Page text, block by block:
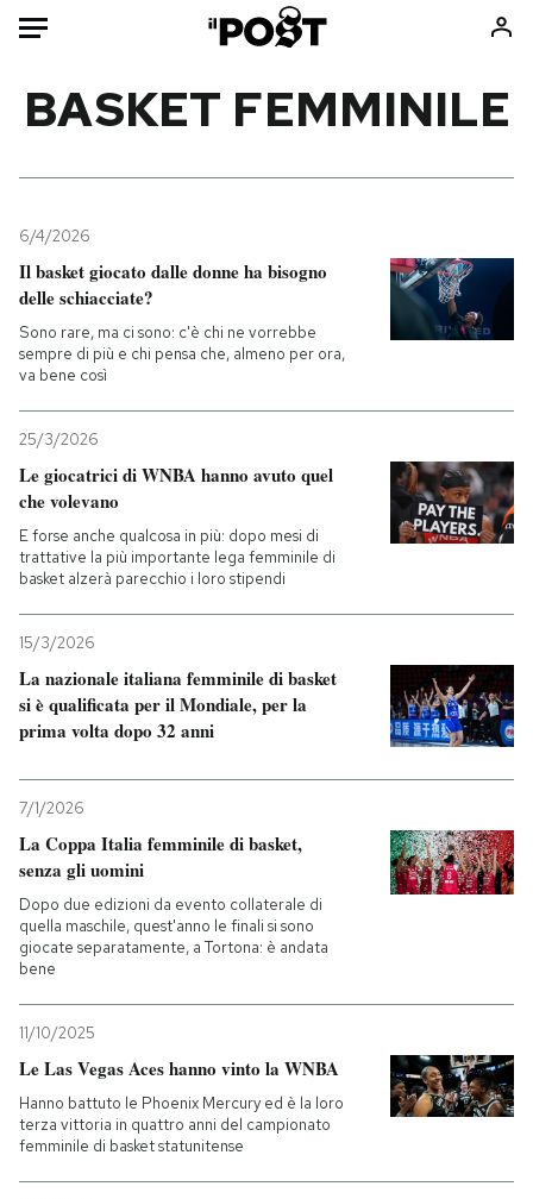
Mondo
Politica
Tecnologia
Internet
Scienza
Economia
Sport
Consumismi
Ok Boomer!
Mondiali calcio 2026
PODCAST
NEWSLETTER
I MIEI PREFERITI
SHOP
CALENDARIO
AREA PERSONALE
Entra
BASKET FEMMINILE
6/4/2026
Il basket giocato dalle donne ha bisogno
delle schiacciate?
Sono rare, ma ci sono: c'è chi ne vorrebbe
sempre di più e chi pensa che, almeno per ora,
va bene così
25/3/2026
Le giocatrici di WNBA hanno avuto quel
che volevano
E forse anche qualcosa in più: dopo mesi di
trattative la più importante lega femminile di
basket alzerà parecchio i loro stipendi
15/3/2026
La nazionale italiana femminile di basket
si è qualificata per il Mondiale, per la
prima volta dopo 32 anni
7/1/2026
La Coppa Italia femminile di basket,
senza gli uomini
Dopo due edizioni da evento collaterale di
quella maschile, quest'anno le finali si sono
giocate separatamente, a Tortona: è andata
bene
11/10/2025
Le Las Vegas Aces hanno vinto la WNBA
Hanno battuto le Phoenix Mercury ed è la loro
terza vittoria in quattro anni del campionato
femminile di basket statunitense